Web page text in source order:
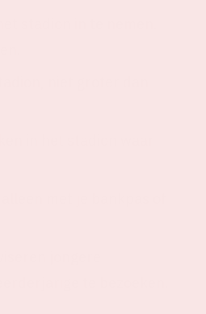
stadion in te nemen.
niet groter dan
in het stadion waar
met je bankpas of
jongere
te bezoeken.